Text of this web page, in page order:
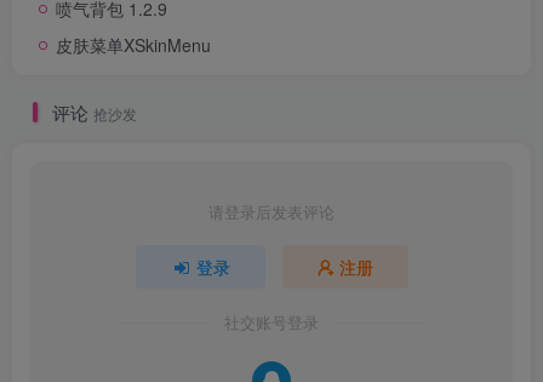
喷气背包 1.2.9
皮肤菜单XSkinMenu
评论 抢沙发
请登录后发表评论
登录 注册
社交账号登录